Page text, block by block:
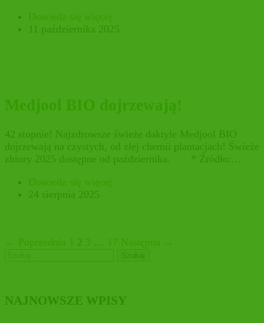
Dowiedz się więcej
11 października 2025
Medjool BIO dojrzewają!
42 stopnie! Najzdrowsze świeże daktyle Medjool BIO
dojrzewają na czystych, od złej chemii plantacjach! Świeże
zbiory 2025 dostępne od października. * Źródło:…
Dowiedz się więcej
24 sierpnia 2025
← Poprzednia 1 2 3 17 Następna →
NAJNOWSZE WPISY